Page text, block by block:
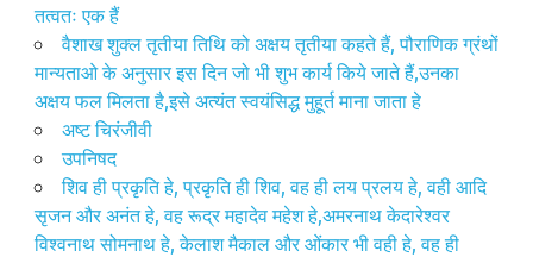
तत्वतः एक हैं
वैशाख शुक्ल तृतीया तिथि को अक्षय तृतीया कहते हैं, पौराणिक ग्रंथों
मान्यताओ के अनुसार इस दिन जो भी शुभ कार्य किये जाते हैं,उनका
अक्षय फल मिलता है,इसे अत्यंत स्वयंसिद्ध मुहूर्त माना जाता हे
अष्ट चिरंजीवी
उपनिषद
शिव ही प्रकृति हे, प्रकृति ही शिव, वह ही लय प्रलय हे, वही आदि
सृजन और अनंत हे, वह रूद्र महादेव महेश हे,अमरनाथ केदारेश्वर
विश्वनाथ सोमनाथ हे, केलाश मैकाल और ओंकार भी वही हे, वह ही